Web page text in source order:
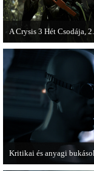
A Crysis 3 Hét Csodája,
Megjelent a Crysis 3
második része, amely a
Kritikai és anyagi